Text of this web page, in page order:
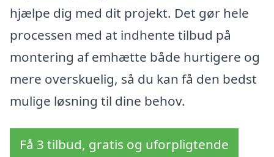
hjælpe dig med dit projekt. Det gør hele
processen med at indhente tilbud på
montering af emhætte både hurtigere og
mere overskuelig, så du kan få den bedst
mulige løsning til dine behov.
Få 3 tilbud, gratis og uforpligtende